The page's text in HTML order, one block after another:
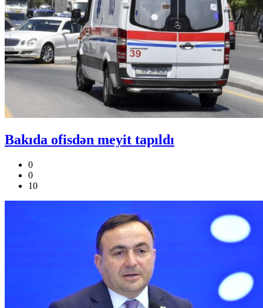
Bakıda ofisdən meyit tapıldı
0
0
10